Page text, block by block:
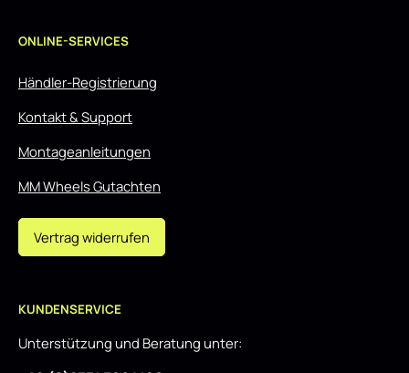
ONLINE-SERVICES
Händler-Registrierung
Kontakt & Support
Montageanleitungen
MM Wheels Gutachten
Vertrag widerrufen
KUNDENSERVICE
Unterstützung und Beratung unter: